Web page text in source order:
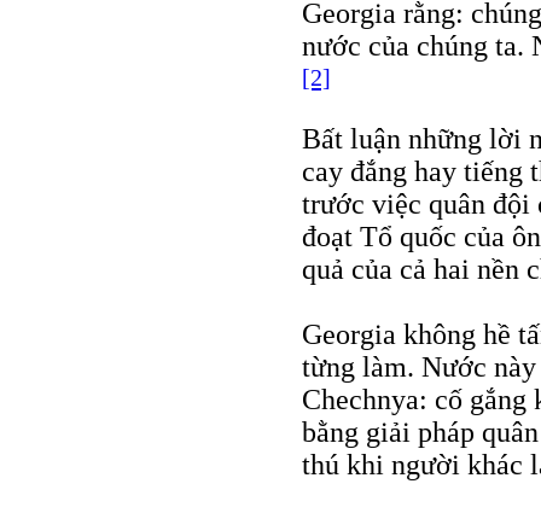
Georgia rằng:
nước của chúng ta.
[2]
Bất luận những lời
cay đắng hay tiếng
trước việc quân đội
đoạt Tổ quốc của
quả của cả hai nền
Georgia không hề
từng làm. Nước
Chechnya: cố
bằng giải pháp
thú khi người khác